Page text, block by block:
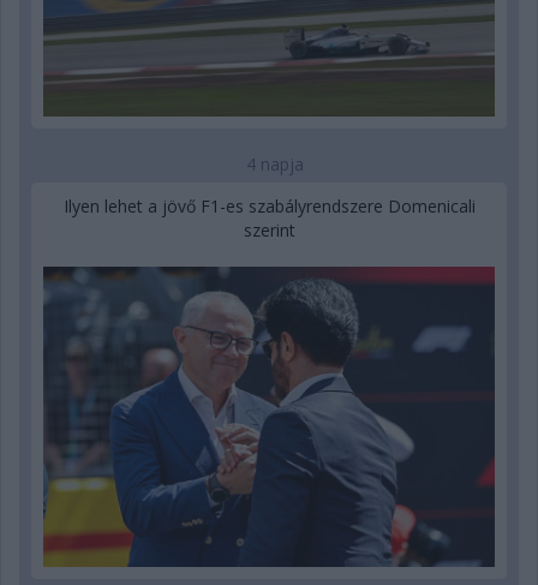
4 napja
Ilyen lehet a jövő F1-es szabályrendszere Domenicali
szerint